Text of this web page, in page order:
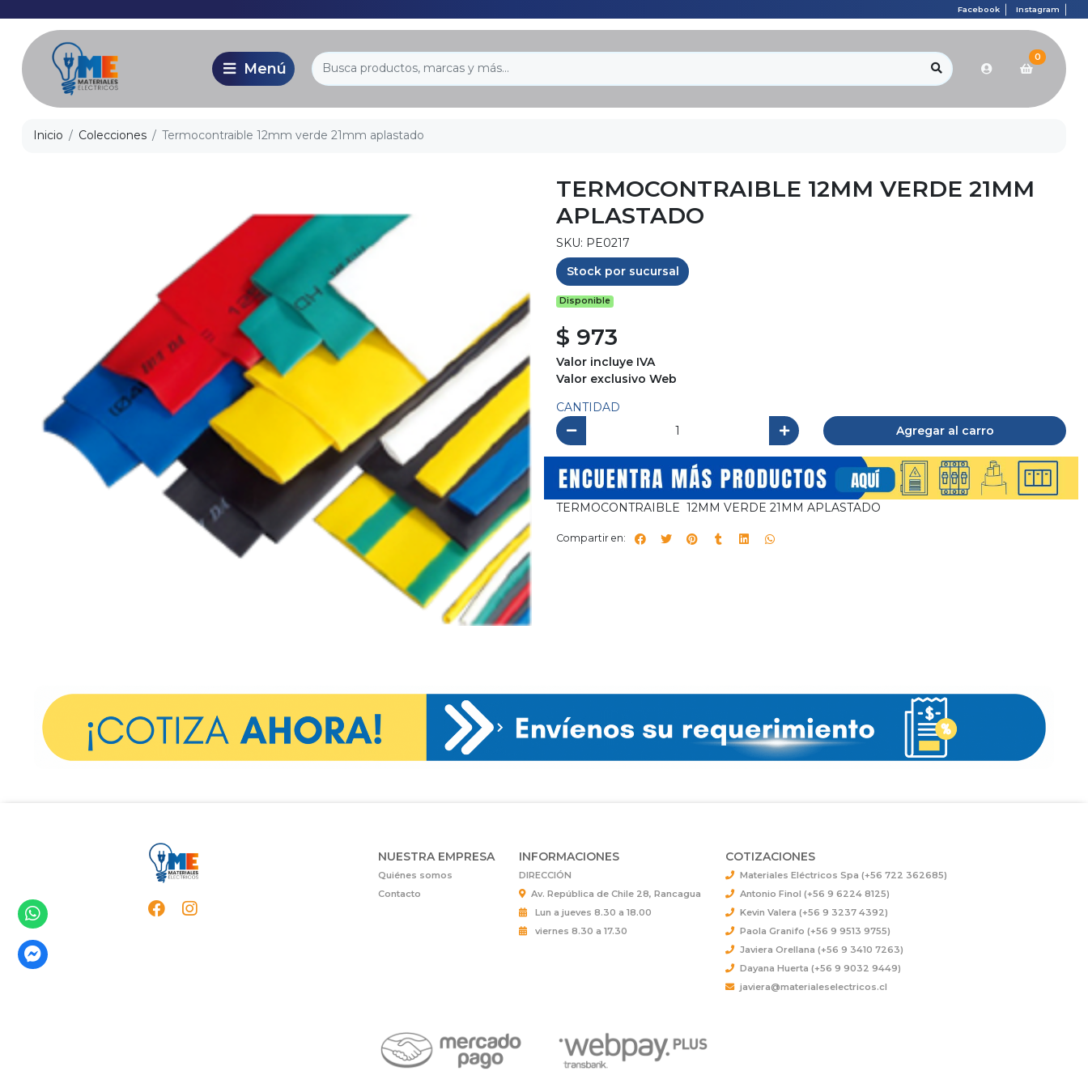
Facebook Instagram
0
Inicio Colecciones Termocontraible 12mm verde 21mm aplastado
TERMOCONTRAIBLE 12MM VERDE 21MM
APLASTADO
SKU: PE0217
Stock por sucursal
Disponible
$ 973
Valor incluye IVA
Valor exclusivo Web
CANTIDAD
Agregar al carro
TERMOCONTRAIBLE 12MM VERDE 21MM APLASTADO
Compartir en:
NUESTRA EMPRESA
Quiénes somos
Contacto
INFORMACIONES
DIRECCIÓN
Av. República de Chile 28, Rancagua
Lun a jueves 8.30 a 18.00
viernes 8.30 a 17.30
COTIZACIONES
Materiales Eléctricos Spa (+56 722 362685)
Antonio Finol (+56 9 6224 8125)
Kevin Valera (+56 9 3237 4392)
Paola Granifo (+56 9 9513 9755)
Javiera Orellana (+56 9 3410 7263)
Dayana Huerta (+56 9 9032 9449)
javiera@materialeselectricos.cl